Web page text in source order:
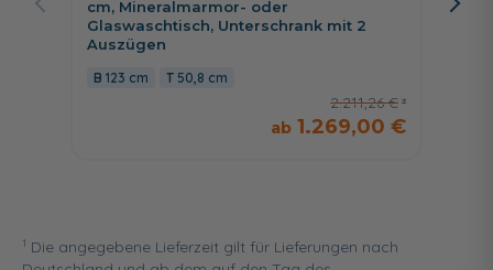
cm, Mineralmarmor- oder
Glaswaschtisch, Unterschrank mit 2
Auszügen
123 cm 50,8 cm
2.211,26 €
1.269,00 €
cm,
1 Die angegebene Lieferzeit gilt für Lieferungen nach